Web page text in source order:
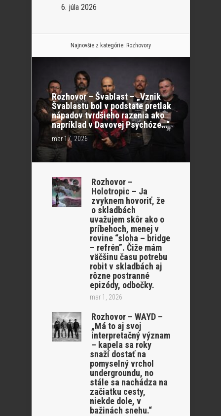
6. júla 2026
Najnovšie z kategórie: Rozhovory
Rozhovor – Švablast – „Vznik
Švablastu bol v podstate pretlak
nápadov tvrdšieho razenia ako
napríklad v Davovej Psychóze…“
mar 17, 2026
Rozhovor –
Holotropic – Ja
zvyknem hovoriť, že
o skladbách
uvažujem skôr ako o
príbehoch, menej v
rovine “sloha – bridge
– refrén”. Čiže mám
väčšinu času potrebu
robit v skladbách aj
rôzne postranné
epizódy, odbočky.
mar 1, 2026
Rozhovor – WAYD –
„Má to aj svoj
interpretačný význam
– kapela sa roky
snaží dostať na
pomyselný vrchol
undergroundu, no
stále sa nachádza na
začiatku cesty,
niekde dole, v
bažinách snehu.“